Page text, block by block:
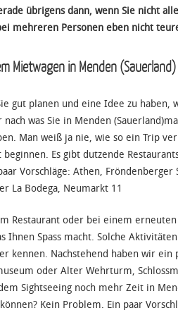
übrigens dann, wenn Sie nicht
mehreren Personen eben nicht
Mietwagen in Menden (Sauerland)
gut planen und eine Idee zu haben,
was Sie in Menden
Man weiß ja nie, wie so ein Trip
Es gibt dutzende
Vorschläge: Athen,
La Bodega, Neumarkt 11
Restaurant oder bei einem
Ihnen Spass macht. Solche
kennen. Nachstehend haben wir
oder Alter Wehrturm,
Sightseeing noch mehr Zeit in
Kein Problem. Ein paar